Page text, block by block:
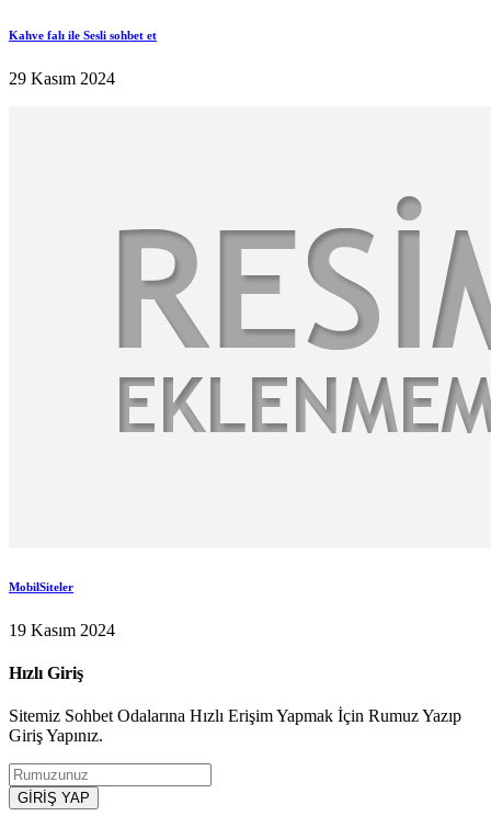
Kahve falı ile Sesli sohbet et
29 Kasım 2024
MobilSiteler
19 Kasım 2024
Hızlı Giriş
Sitemiz Sohbet Odalarına Hızlı Erişim Yapmak İçin Rumuz Yazıp
Giriş Yapınız.
GİRİŞ YAP